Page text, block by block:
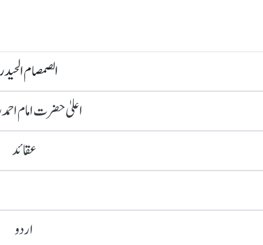
الصمصام
اعلیٰ حضرت امام
عقائد
اردو